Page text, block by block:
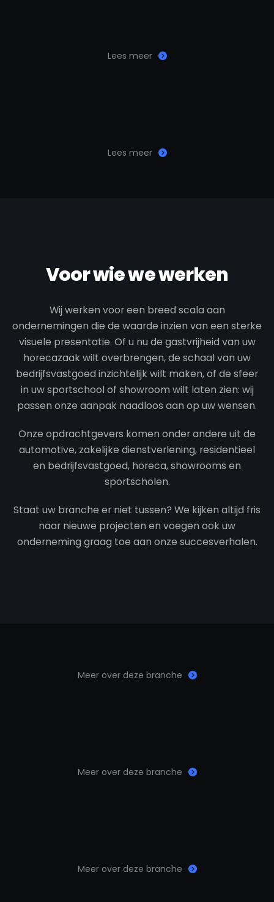
Lees meer
Lees meer
Voor wie we werken
Wij werken voor een breed scala aan
ondernemingen die de waarde inzien van een sterke
visuele presentatie. Of u nu de gastvrijheid van uw
horecazaak wilt overbrengen, de schaal van uw
bedrijfsvastgoed inzichtelijk wilt maken, of de sfeer
in uw sportschool of showroom wilt laten zien: wij
passen onze aanpak naadloos aan op uw wensen.
Onze opdrachtgevers komen onder andere uit de
automotive, zakelijke dienstverlening, residentieel
en bedrijfsvastgoed, horeca, showrooms en
sportscholen.
Staat uw branche er niet tussen? We kijken altijd fris
naar nieuwe projecten en voegen ook uw
onderneming graag toe aan onze succesverhalen.
Meer over deze branche
Meer over deze branche
Meer over deze branche